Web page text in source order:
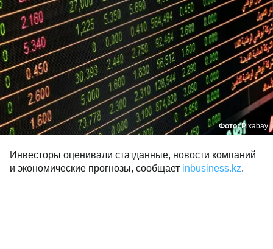
Фото:Pixabay
Инвесторы оценивали статданные, новости компаний
и экономические прогнозы, сообщает inbusiness.kz.